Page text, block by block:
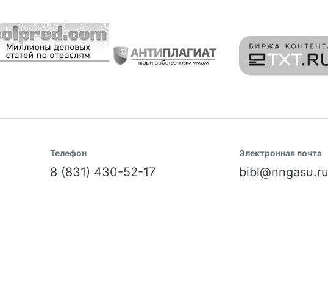
Телефон
8 (831) 430-52-17
Электронная почта
bibl@nngasu.ru